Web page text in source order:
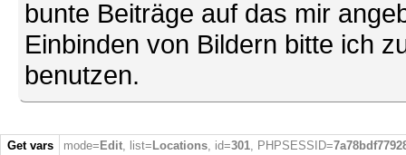
bunte Beiträge auf das mir
Einbinden von Bildern bitte ich
benutzen.
Get vars mode= Edit, list= Locations, id=301, PHPSESSID=